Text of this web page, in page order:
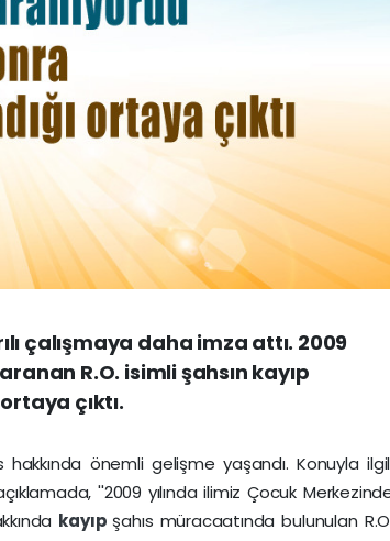
çalışmaya daha imza attı. 2009
R.O. isimli şahsın kayıp
çıktı.
hakkında önemli gelişme yaşandı. Konuyla
''2009 yılında ilimiz Çocuk
kayıp şahıs müracaatında bulunulan